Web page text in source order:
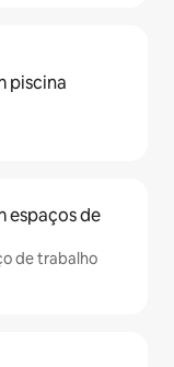
piscina
espaços de
de trabalho